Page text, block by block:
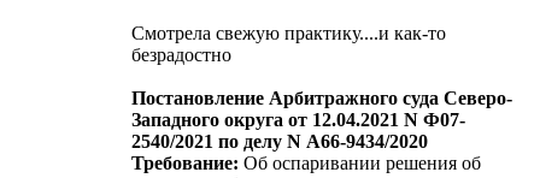
Смотрела свежую практику....и как-то
безрадостно
Постановление Арбитражного суда Северо-
Западного округа от 12.04.2021 N Ф07-
2540/2021 по делу N А66-9434/2020
Требование: Об оспаривании решения об